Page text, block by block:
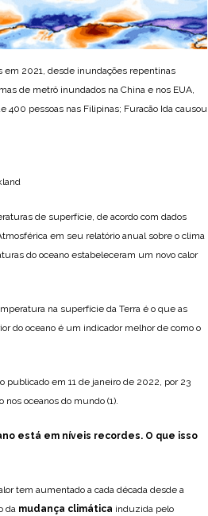
2021, desde inundações repentinas
de metrô inundados na China e nos EUA,
400 pessoas nas Filipinas; Furacão Ida causou
de superfície, de acordo com dados
em seu relatório anual sobre o clima
do oceano estabeleceram um novo calor
na superfície da Terra é o que as
do oceano é um indicador melhor de como o
em 11 de janeiro de 2022, por 23
oceanos do mundo (1).
está em níveis recordes. O que isso
tem aumentado a cada década desde a
da mudança climática induzida pelo